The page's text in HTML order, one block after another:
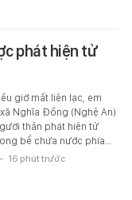
phát hiện tử
giờ mất liên lạc, em
xã Nghĩa Đồng (Nghệ An)
thân phát hiện tử
bể chứa nước phía…
- 16 phút trước